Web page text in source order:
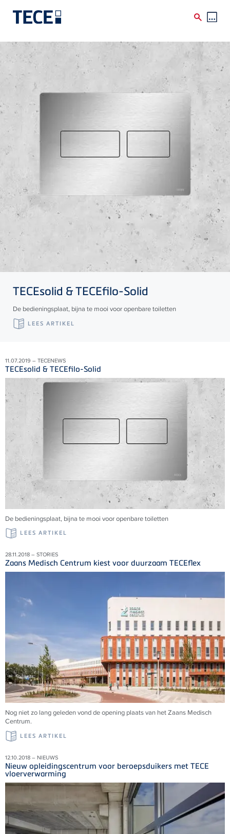
Skip to main content
TECEsolid &TECEfilo-Solid
De bedieningsplaat, bijna te mooi voor openbare toiletten
LEES ARTIKEL
11.07.2019 – TECENEWS
TECEsolid & TECEfilo-Solid
De bedieningsplaat, bijna te mooi voor openbare toiletten
LEES ARTIKEL
28.11.2018 – STORIES
Zaans Medisch Centrum kiest voor duurzaam TECEflex
Nog niet zo lang geleden vond de opening plaats van het Zaans Medisch
Centrum.
LEES ARTIKEL
12.10.2018 – NIEUWS
Nieuw opleidingscentrum voor beroepsduikers met TECE
vloerverwarming